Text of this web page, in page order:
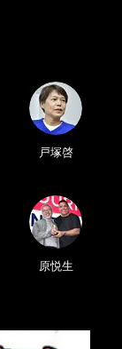
戸塚啓
原悦生